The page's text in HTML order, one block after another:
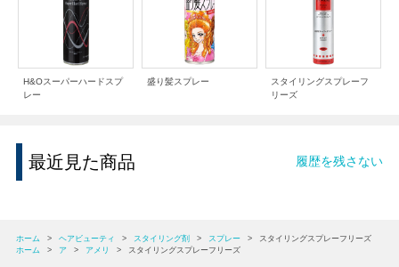
H&Oスーパーハードスプ
レー
盛り髪スプレー
スタイリングスプレーフ
リーズ
最近見た商品 履歴を残さない
ホーム > ヘアビューティ > スタイリング剤 > スプレー >
スタイリングスプレーフリーズ
ホーム
> ア > アメリ > スタイリングスプレーフリーズ